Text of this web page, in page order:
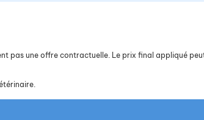
pas une offre contractuelle. Le prix final appliqué